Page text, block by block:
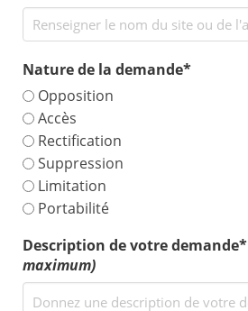
Nature de la demande*
Opposition
Accès
Rectification
Suppression
Limitation
Portabilité
Description de votre demande*
maximum)